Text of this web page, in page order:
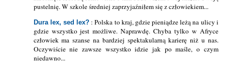
pustelnię. W szkole średniej zaprzyjaźniłem się z człowiekiem...
Dura lex, sed lex? : Polska to kraj, gdzie pieniądze leżą na ulicy i
gdzie wszystko jest możliwe. Naprawdę. Chyba tylko w Afryce
człowiek ma szanse na bardziej spektakularną karierę niż u nas.
Oczywiście nie zawsze wszystko idzie jak po maśle, o czym
niedawno...